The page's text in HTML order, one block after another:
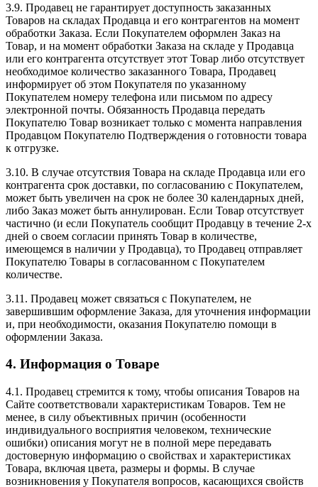
3.9. Продавец не гарантирует доступность заказанных
Товаров на складах Продавца и его контрагентов на момент
обработки Заказа. Если Покупателем оформлен Заказ на
Товар, и на момент обработки Заказа на складе у Продавца
или его контрагента отсутствует этот Товар либо отсутствует
необходимое количество заказанного Товара, Продавец
информирует об этом Покупателя по указанному
Покупателем номеру телефона или письмом по адресу
электронной почты. Обязанность Продавца передать
Покупателю Товар возникает только с момента направления
Продавцом Покупателю Подтверждения о готовности товара
к отгрузке.
3.10. В случае отсутствия Товара на складе Продавца или его
контрагента срок доставки, по согласованию с Покупателем,
может быть увеличен на срок не более 30 календарных дней,
либо Заказ может быть аннулирован. Если Товар отсутствует
частично (и если Покупатель сообщит Продавцу в течение 2-х
дней о своем согласии принять Товар в количестве,
имеющемся в наличии у Продавца), то Продавец отправляет
Покупателю Товары в согласованном с Покупателем
количестве.
3.11. Продавец может связаться с Покупателем, не
завершившим оформление Заказа, для уточнения информации
и, при необходимости, оказания Покупателю помощи в
оформлении Заказа.
4. Информация о Товаре
4.1. Продавец стремится к тому, чтобы описания Товаров на
Сайте соответствовали характеристикам Товаров. Тем не
менее, в силу объективных причин (особенности
индивидуального восприятия человеком, технические
ошибки) описания могут не в полной мере передавать
достоверную информацию о свойствах и характеристиках
Товара, включая цвета, размеры и формы. В случае
возникновения у Покупателя вопросов, касающихся свойств